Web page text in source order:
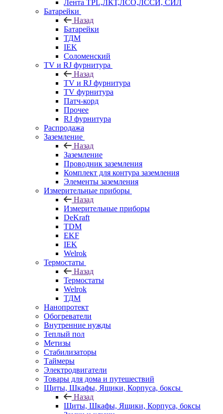
Лента TPL,ЛКТ,ЛСО,ЛССИ, СИЛ
Батарейки
Назад
Батарейки
ТДМ
IEK
Соломенский
TV и RJ фурнитура
Назад
TV и RJ фурнитура
TV фурнитура
Патч-корд
Прочее
RJ фурнитура
Распродажа
Заземление
Назад
Заземление
Проводник заземления
Комплект для контура заземления
Элементы заземления
Измерительные приборы
Назад
Измерительные приборы
DeKraft
TDM
EKF
IEK
Welrok
Термостаты
Назад
Термостаты
Welrok
ТДМ
Нанопротект
Обогреватели
Внутренние нужды
Теплый пол
Метизы
Стабилизаторы
Таймеры
Электродвигатели
Товары для дома и путешествий
Щиты, Шкафы, Ящики, Корпуса, боксы
Назад
Щиты, Шкафы, Ящики, Корпуса, боксы